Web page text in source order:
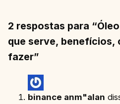
2 respostas para
que serve, benefícios,
fazer”
binance anm"alan